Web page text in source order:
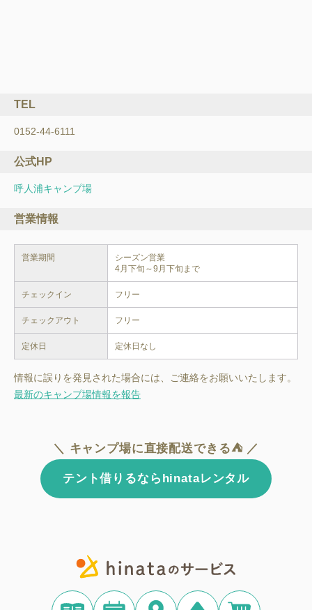
TEL
0152-44-6111
公式HP
呼人浦キャンプ場
営業情報
営業期間
シーズン営業
チェックイン フリー
チェックアウト フリー
定休日 定休日なし
情報に誤りを発見された場合には、ご連絡をお願いいたします。
最新のキャンプ場情報を報告
＼ キャンプ場に直接配送できる⛺ ／
テント借りるならhinataレンタル